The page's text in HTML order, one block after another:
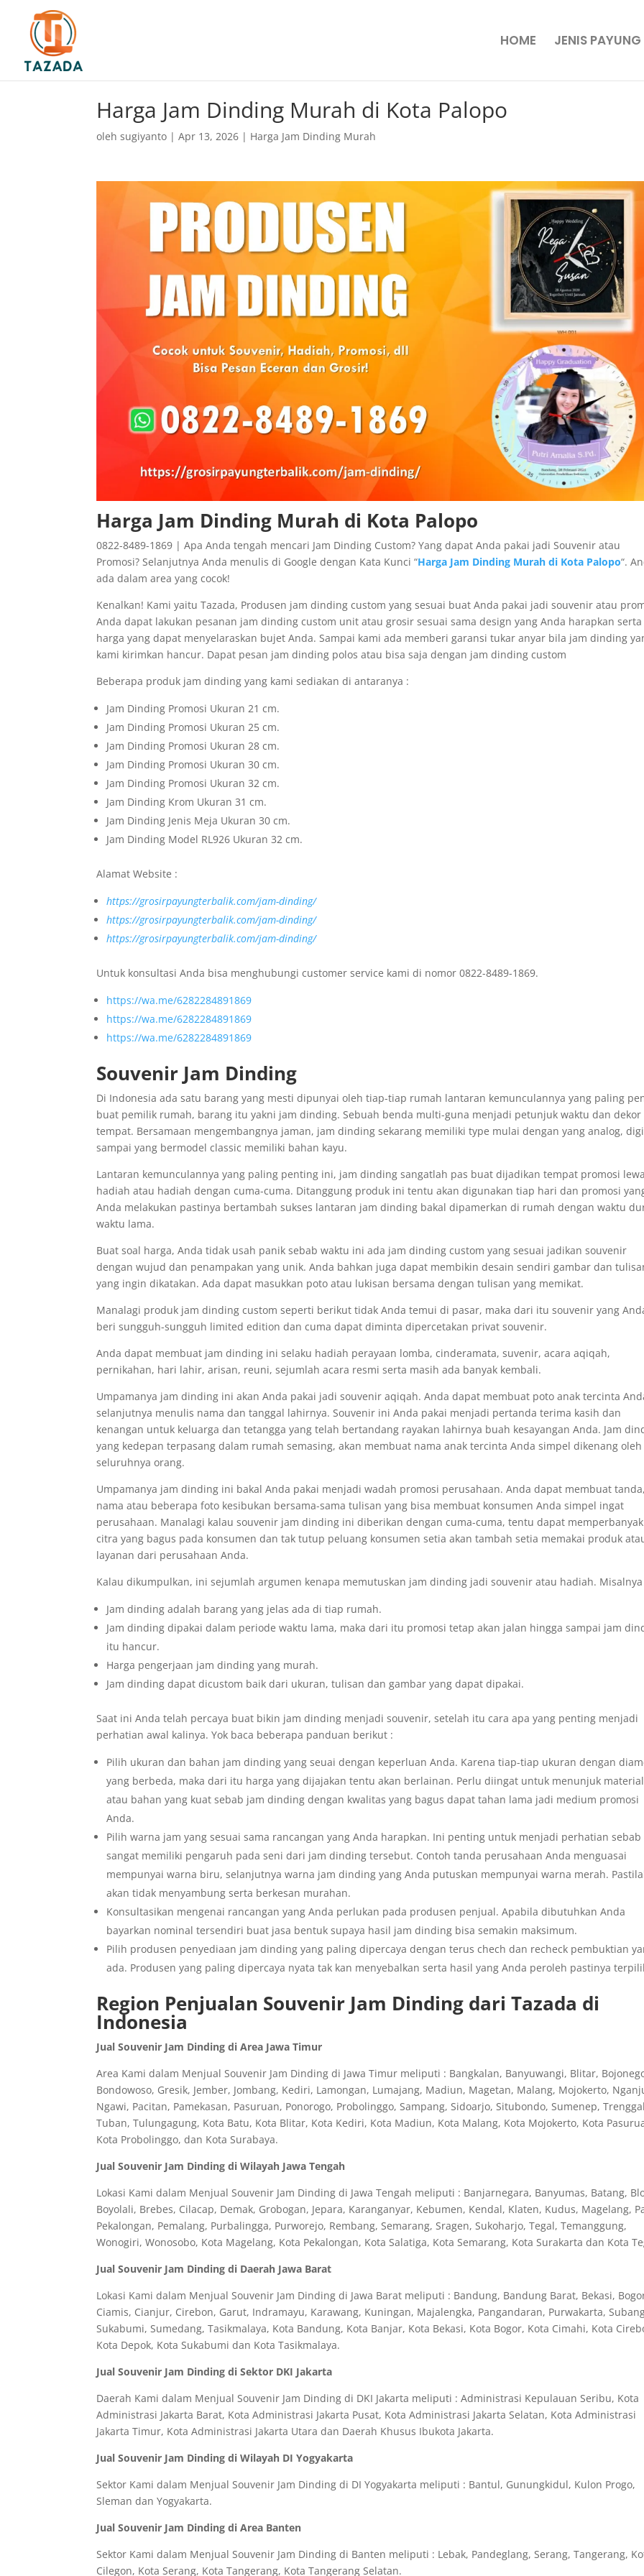
HOME JENIS PAYUNG
Harga Jam Dinding Murah di Kota Palopo
olehsugiyanto |Apr 13, 2026 | Harga Jam Dinding Murah
Harga Jam Dinding Murah di Kota Palopo
0822-8489-1869 | Apa Anda tengah mencari Jam Dinding Custom? Yang dapat Anda pakai jadi Souvenir atau
Promosi? Selanjutnya Anda menulis di Google dengan Kata Kunci “Harga Jam Dinding Murah di Kota Palopo“.
ada dalam area yang cocok!
Kenalkan! Kami yaitu Tazada, Produsen jam dinding custom yang sesuai buat Anda pakai jadi souvenir atau
Anda dapat lakukan pesanan jam dinding custom unit atau grosir sesuai sama design yang Anda harapkan serta
harga yang dapat menyelaraskan bujet Anda. Sampai kami ada memberi garansi tukar anyar bila jam dinding
kami kirimkan hancur. Dapat pesan jam dinding polos atau bisa saja dengan jam dinding custom
Beberapa produk jam dinding yang kami sediakan di antaranya :
Jam Dinding Promosi Ukuran 21 cm.
Jam Dinding Promosi Ukuran 25 cm.
Jam Dinding Promosi Ukuran 28 cm.
Jam Dinding Promosi Ukuran 30 cm.
Jam Dinding Promosi Ukuran 32 cm.
Jam Dinding Krom Ukuran 31 cm.
Jam Dinding Jenis Meja Ukuran 30 cm.
Jam Dinding Model RL926 Ukuran 32 cm.
Alamat Website :
https://grosirpayungterbalik.com/jam-dinding/
https://grosirpayungterbalik.com/jam-dinding/
https://grosirpayungterbalik.com/jam-dinding/
Untuk konsultasi Anda bisa menghubungi customer service kami di nomor 0822-8489-1869.
https://wa.me/6282284891869
https://wa.me/6282284891869
https://wa.me/6282284891869
Souvenir Jam Dinding
Di Indonesia ada satu barang yang mesti dipunyai oleh tiap-tiap rumah lantaran kemunculannya yang paling
buat pemilik rumah, barang itu yakni jam dinding. Sebuah benda multi-guna menjadi petunjuk waktu dan dekor
tempat. Bersamaan mengembangnya jaman, jam dinding sekarang memiliki type mulai dengan yang analog,
sampai yang bermodel classic memiliki bahan kayu.
Lantaran kemunculannya yang paling penting ini, jam dinding sangatlah pas buat dijadikan tempat promosi
hadiah atau hadiah dengan cuma-cuma. Ditanggung produk ini tentu akan digunakan tiap hari dan promosi
Anda melakukan pastinya bertambah sukses lantaran jam dinding bakal dipamerkan di rumah dengan waktu
waktu lama.
Buat soal harga, Anda tidak usah panik sebab waktu ini ada jam dinding custom yang sesuai jadikan souvenir
dengan wujud dan penampakan yang unik. Anda bahkan juga dapat membikin desain sendiri gambar dan
yang ingin dikatakan. Ada dapat masukkan poto atau lukisan bersama dengan tulisan yang memikat.
Manalagi produk jam dinding custom seperti berikut tidak Anda temui di pasar, maka dari itu souvenir yang
beri sungguh-sungguh limited edition dan cuma dapat diminta dipercetakan privat souvenir.
Anda dapat membuat jam dinding ini selaku hadiah perayaan lomba, cinderamata, suvenir, acara aqiqah,
pernikahan, hari lahir, arisan, reuni, sejumlah acara resmi serta masih ada banyak kembali.
Umpamanya jam dinding ini akan Anda pakai jadi souvenir aqiqah. Anda dapat membuat poto anak tercinta
selanjutnya menulis nama dan tanggal lahirnya. Souvenir ini Anda pakai menjadi pertanda terima kasih dan
kenangan untuk keluarga dan tetangga yang telah bertandang rayakan lahirnya buah kesayangan Anda. Jam
yang kedepan terpasang dalam rumah semasing, akan membuat nama anak tercinta Anda simpel dikenang oleh
seluruhnya orang.
Umpamanya jam dinding ini bakal Anda pakai menjadi wadah promosi perusahaan. Anda dapat membuat tanda,
nama atau beberapa foto kesibukan bersama-sama tulisan yang bisa membuat konsumen Anda simpel ingat
perusahaan. Manalagi kalau souvenir jam dinding ini diberikan dengan cuma-cuma, tentu dapat memperbanyak
citra yang bagus pada konsumen dan tak tutup peluang konsumen setia akan tambah setia memakai produk
layanan dari perusahaan Anda.
Kalau dikumpulkan, ini sejumlah argumen kenapa memutuskan jam dinding jadi souvenir atau hadiah. Misalnya
Jam dinding adalah barang yang jelas ada di tiap rumah.
Jam dinding dipakai dalam periode waktu lama, maka dari itu promosi tetap akan jalan hingga sampai jam
itu hancur.
Harga pengerjaan jam dinding yang murah.
Jam dinding dapat dicustom baik dari ukuran, tulisan dan gambar yang dapat dipakai.
Saat ini Anda telah percaya buat bikin jam dinding menjadi souvenir, setelah itu cara apa yang penting menjadi
perhatian awal kalinya. Yok baca beberapa panduan berikut :
Pilih ukuran dan bahan jam dinding yang seuai dengan keperluan Anda. Karena tiap-tiap ukuran dengan
yang berbeda, maka dari itu harga yang dijajakan tentu akan berlainan. Perlu diingat untuk menunjuk material
atau bahan yang kuat sebab jam dinding dengan kwalitas yang bagus dapat tahan lama jadi medium promosi
Anda.
Pilih warna jam yang sesuai sama rancangan yang Anda harapkan. Ini penting untuk menjadi perhatian sebab
sangat memiliki pengaruh pada seni dari jam dinding tersebut. Contoh tanda perusahaan Anda menguasai
mempunyai warna biru, selanjutnya warna jam dinding yang Anda putuskan mempunyai warna merah.
akan tidak menyambung serta berkesan murahan.
Konsultasikan mengenai rancangan yang Anda perlukan pada produsen penjual. Apabila dibutuhkan Anda
bayarkan nominal tersendiri buat jasa bentuk supaya hasil jam dinding bisa semakin maksimum.
Pilih produsen penyediaan jam dinding yang paling dipercaya dengan terus chech dan recheck pembuktian
ada. Produsen yang paling dipercaya nyata tak kan menyebalkan serta hasil yang Anda peroleh pastinya
Region Penjualan Souvenir Jam Dinding dari Tazada di
Indonesia
Jual Souvenir Jam Dinding di Area Jawa Timur
Area Kami dalam Menjual Souvenir Jam Dinding di Jawa Timur meliputi : Bangkalan, Banyuwangi, Blitar,
Bondowoso, Gresik, Jember, Jombang, Kediri, Lamongan, Lumajang, Madiun, Magetan, Malang, Mojokerto,
Ngawi, Pacitan, Pamekasan, Pasuruan, Ponorogo, Probolinggo, Sampang, Sidoarjo, Situbondo, Sumenep,
Tuban, Tulungagung, Kota Batu, Kota Blitar, Kota Kediri, Kota Madiun, Kota Malang, Kota Mojokerto, Kota
Kota Probolinggo, dan Kota Surabaya.
Jual Souvenir Jam Dinding di Wilayah Jawa Tengah
Lokasi Kami dalam Menjual Souvenir Jam Dinding di Jawa Tengah meliputi : Banjarnegara, Banyumas, Batang,
Boyolali, Brebes, Cilacap, Demak, Grobogan, Jepara, Karanganyar, Kebumen, Kendal, Klaten, Kudus, Magelang,
Pekalongan, Pemalang, Purbalingga, Purworejo, Rembang, Semarang, Sragen, Sukoharjo, Tegal, Temanggung,
Wonogiri, Wonosobo, Kota Magelang, Kota Pekalongan, Kota Salatiga, Kota Semarang, Kota Surakarta dan Kota
Jual Souvenir Jam Dinding di Daerah Jawa Barat
Lokasi Kami dalam Menjual Souvenir Jam Dinding di Jawa Barat meliputi : Bandung, Bandung Barat, Bekasi,
Ciamis, Cianjur, Cirebon, Garut, Indramayu, Karawang, Kuningan, Majalengka, Pangandaran, Purwakarta,
Sukabumi, Sumedang, Tasikmalaya, Kota Bandung, Kota Banjar, Kota Bekasi, Kota Bogor, Kota Cimahi, Kota
Kota Depok, Kota Sukabumi dan Kota Tasikmalaya.
Jual Souvenir Jam Dinding di Sektor DKI Jakarta
Daerah Kami dalam Menjual Souvenir Jam Dinding di DKI Jakarta meliputi : Administrasi Kepulauan Seribu, Kota
Administrasi Jakarta Barat, Kota Administrasi Jakarta Pusat, Kota Administrasi Jakarta Selatan, Kota Administrasi
Jakarta Timur, Kota Administrasi Jakarta Utara dan Daerah Khusus Ibukota Jakarta.
Jual Souvenir Jam Dinding di Wilayah DI Yogyakarta
Sektor Kami dalam Menjual Souvenir Jam Dinding di DI Yogyakarta meliputi : Bantul, Gunungkidul, Kulon Progo,
Sleman dan Yogyakarta.
Jual Souvenir Jam Dinding di Area Banten
Sektor Kami dalam Menjual Souvenir Jam Dinding di Banten meliputi : Lebak, Pandeglang, Serang, Tangerang,
Cilegon, Kota Serang, Kota Tangerang, Kota Tangerang Selatan.